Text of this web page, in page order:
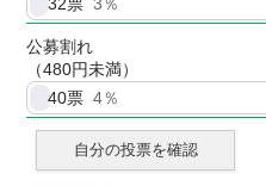
32票 3％
公募割れ
（480円未満）
40票 4％
自分の投票を確認